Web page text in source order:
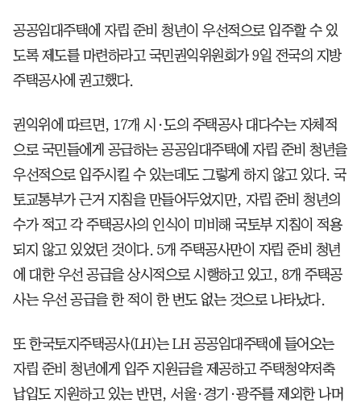
공공임대주택에 자립 준비 청년이 우선적으로 입주할 수 있
도록 제도를 마련하라고 국민권익위원회가 9일 전국의 지방
주택공사에 권고했다.
권익위에 따르면, 17개 시·도의 주택공사 대다수는 자체적
으로 국민들에게 공급하는 공공임대주택에 자립 준비 청년을
우선적으로 입주시킬 수 있는데도 그렇게 하지 않고 있다. 국
토교통부가 근거 지침을 만들어두었지만, 자립 준비 청년의
수가 적고 각 주택공사의 인식이 미비해 국토부 지침이 적용
되지 않고 있었던 것이다. 5개 주택공사만이 자립 준비 청년
에 대한 우선 공급을 상시적으로 시행하고 있고, 8개 주택공
사는 우선 공급을 한 적이 한 번도 없는 것으로 나타났다.
또 한국토지주택공사(LH)는 LH 공공임대주택에 들어오는
자립 준비 청년에게 입주 지원금을 제공하고 주택청약저축
납입도 지원하고 있는 반면, 서울·경기·광주를 제외한 나머